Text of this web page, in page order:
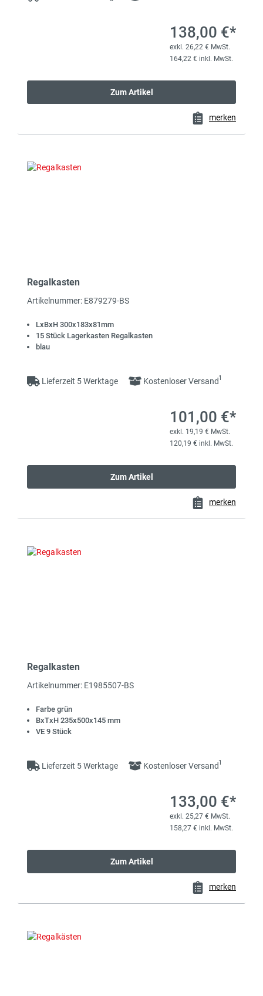
138,00 €*
exkl. 26,22 € MwSt.
164,22 € inkl. MwSt.
Zum Artikel
merken
Regalkasten
Artikelnummer: E879279-BS
LxBxH 300x183x81mm
15 Stück Lagerkasten Regalkasten
blau
Lieferzeit 5 Werktage Kostenloser Versand1
101,00 €*
exkl. 19,19 € MwSt.
120,19 € inkl. MwSt.
Zum Artikel
merken
Regalkasten
Artikelnummer: E1985507-BS
Farbe grün
BxTxH 235x500x145 mm
VE 9 Stück
Lieferzeit 5 Werktage Kostenloser Versand1
133,00 €*
exkl. 25,27 € MwSt.
158,27 € inkl. MwSt.
Zum Artikel
merken